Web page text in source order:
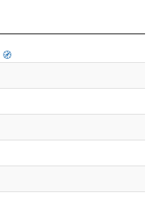
🧭︎